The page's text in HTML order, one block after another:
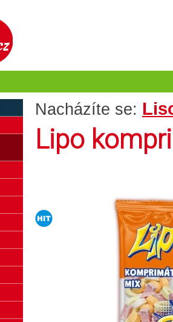
Nacházíte se:
Lipo